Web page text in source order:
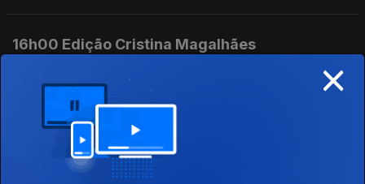
16h00 Edição Cristina Magalhães
15h00 Edição Susana Lemos
07 ago. 2026
×